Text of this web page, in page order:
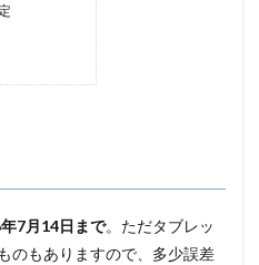
7月14日まで。ただタブレッ
のもありますので、多少誤差